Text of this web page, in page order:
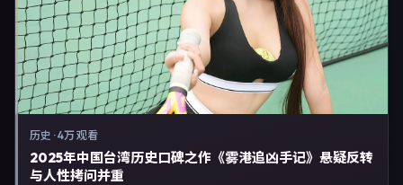
历史 ·4万 观看
2025年中国台湾历史口碑之作《雾港追凶手记》悬疑反转
与人性拷问并重